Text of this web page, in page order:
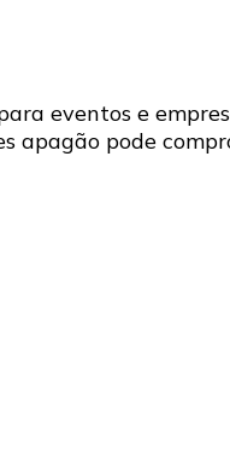
eventos e
apagão pode